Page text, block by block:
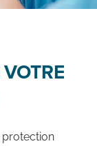
protection